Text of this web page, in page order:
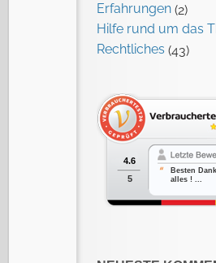
Erfahrungen (2)
Hilfe rund um das
Rechtliches (43)
4.6
5
Besten
alles ! ...